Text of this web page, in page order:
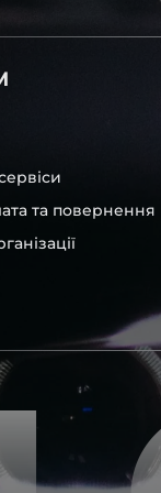
будуть на 100 %
та унікальні.
офісі та
– на всіх
– для швидкої
пару чи
та повернення